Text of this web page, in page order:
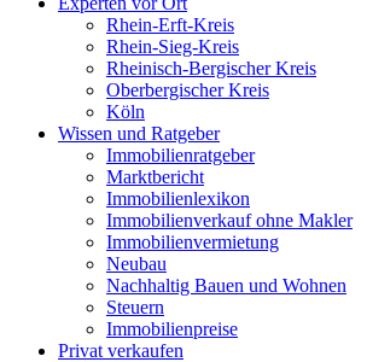
Rhein-Erft-Kreis
Rhein-Sieg-Kreis
Rheinisch-Bergischer Kreis
Oberbergischer Kreis
Köln
Wissen und Ratgeber
Immobilienratgeber
Marktbericht
Immobilienlexikon
Immobilienverkauf ohne Makler
Immobilienvermietung
Neubau
Nachhaltig Bauen und Wohnen
Steuern
Immobilienpreise
Privat verkaufen